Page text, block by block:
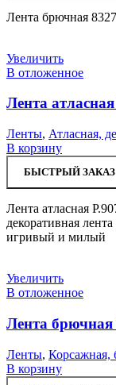
Лента брючная 8327
Увеличить
В отложенное
Лента
Ленты, Атласная,
В корзину
БЫСТРЫЙ ЗАКАЗ
Лента атласная
декоративная
игривый и милый
Увеличить
В отложенное
Лента
Ленты, Корсажная,
В корзину